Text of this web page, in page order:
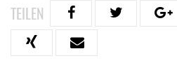
TEILEN